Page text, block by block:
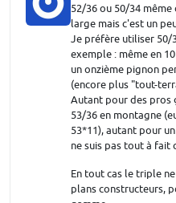
52/36 ou 50/34
large mais c'est un
Je préfère utiliser 50/
exemple : même en
un onzième pignon
(encore plus "tout-
Autant pour des pros
53/36 en montagne
53*11), autant pour
ne suis pas tout à fait
En tout cas le triple
plans constructeurs,